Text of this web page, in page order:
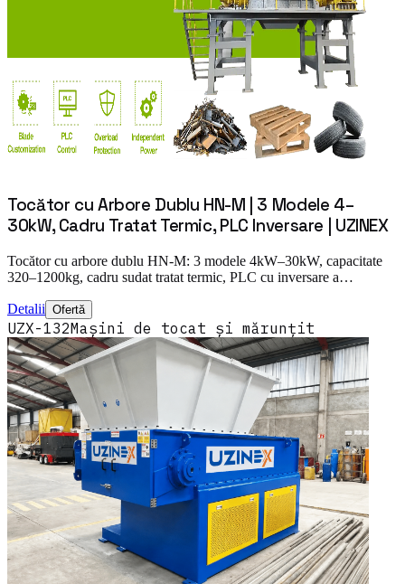
Tocător cu Arbore Dublu HN-M | 3 Modele 4–
30kW, Cadru Tratat Termic, PLC Inversare | UZINEX
Tocător cu arbore dublu HN-M: 3 modele 4kW–30kW, capacitate
320–1200kg, cadru sudat tratat termic, PLC cu inversare a…
Detalii Ofertă
UZX-132Mașini de tocat și mărunțit